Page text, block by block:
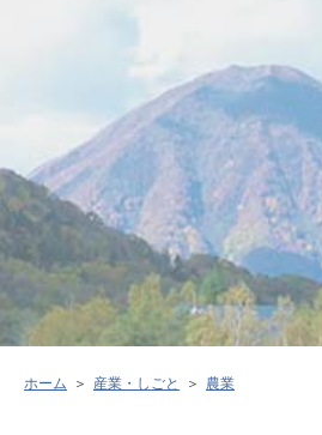
ホーム 産業・しごと 農業